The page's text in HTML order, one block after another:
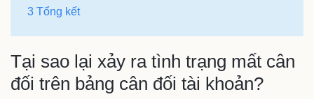
3 Tổng kết
Tại sao lại xảy ra tình trạng mất cân
đối trên bảng cân đối tài khoản?